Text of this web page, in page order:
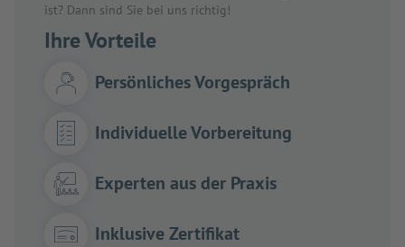
ist? Dann sind Sie bei uns richtig!
Ihre Vorteile
Persönliches Vorgespräch
Individuelle Vorbereitung
Experten aus der Praxis
Inklusive Zertifikat